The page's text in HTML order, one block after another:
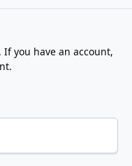
you have an account,